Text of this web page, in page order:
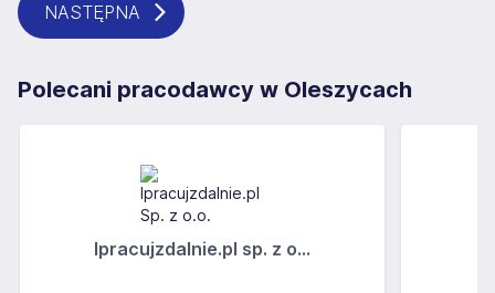
NASTĘPNA
Polecani pracodawcy w Oleszycach
Ipracujzdalnie.pl sp. z o...